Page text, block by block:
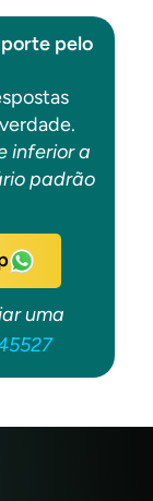
pelo
inferior a
padrão
uma